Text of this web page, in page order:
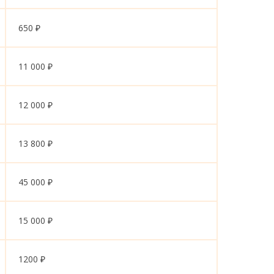
650 ₽
11 000 ₽
12 000 ₽
13 800 ₽
45 000 ₽
15 000 ₽
1200 ₽